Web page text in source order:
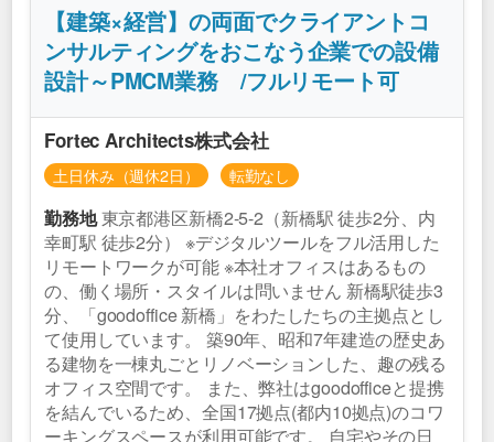
【建築×経営】の両面でクライアントコ
ンサルティングをおこなう企業での設備
設計～PMCM業務 /フルリモート可
Fortec Architects株式会社
土日休み（週休2日） 転勤なし
勤務地東京都港区新橋2-5-2（新橋駅 徒歩2分、内
幸町駅 徒歩2分） ※デジタルツールをフル活用した
リモートワークが可能 ※本社オフィスはあるもの
の、働く場所・スタイルは問いません 新橋駅徒歩3
分、「goodoffice 新橋」をわたしたちの主拠点とし
て使用しています。 築90年、昭和7年建造の歴史あ
る建物を一棟丸ごとリノベーションした、趣の残る
オフィス空間です。 また、弊社はgoodofficeと提携
を結んでいるため、全国17拠点(都内10拠点)のコワ
ーキングスペースが利用可能です。 自宅やその日